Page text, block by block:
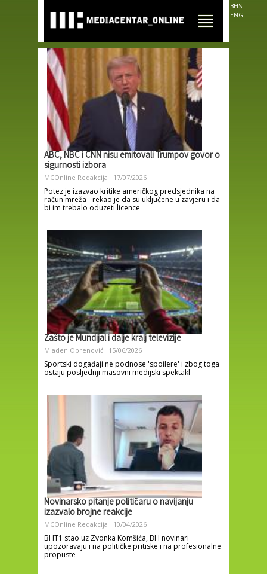
main
content
BHS
ENG
ABC, NBC i CNN nisu emitovali Trumpov govor o
sigurnosti izbora
MCOnline Redakcija 17/07/2026
Potez je izazvao kritike američkog predsjednika na
račun mreža - rekao je da su uključene u zavjeru i da
bi im trebalo oduzeti licence
Zašto je Mundijal i dalje kralj televizije
Mladen Obrenović 15/06/2026
Sportski događaji ne podnose 'spoilere' i zbog toga
ostaju posljednji masovni medijski spektakl
Novinarsko pitanje političaru o navijanju
izazvalo brojne reakcije
MCOnline Redakcija 10/04/2026
BHT1 stao uz Zvonka Komšića, BH novinari
upozoravaju i na političke pritiske i na profesionalne
propuste